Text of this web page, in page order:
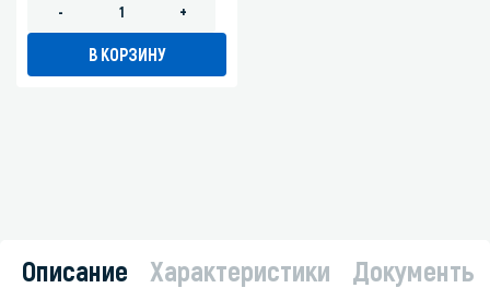
- +
В КОРЗИНУ
Описание Характеристики Документы